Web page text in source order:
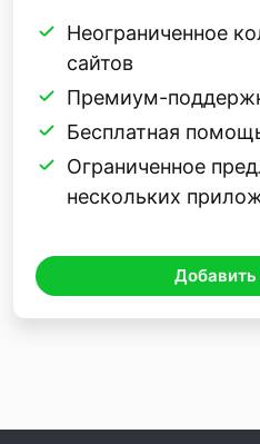
Неограниченное
сайтов
Премиум-
Бесплатная
Ограниченное
нескольких
Добавить